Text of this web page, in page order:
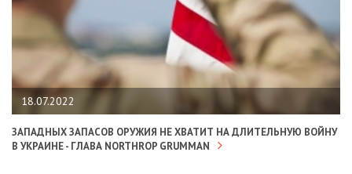
18.07.2022
ЗАПАДНЫХ ЗАПАСОВ ОРУЖИЯ НЕ ХВАТИТ НА ДЛИТЕЛЬНУЮ ВОЙНУ
В УКРАИНЕ - ГЛАВА NORTHROP GRUMMAN